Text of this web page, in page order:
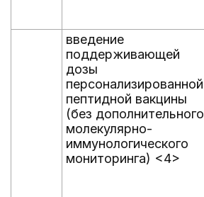
введение
поддерживающей
дозы
персонализированной
пептидной вакцины
(без дополнительного
молекулярно-
иммунологического
мониторинга) <4>